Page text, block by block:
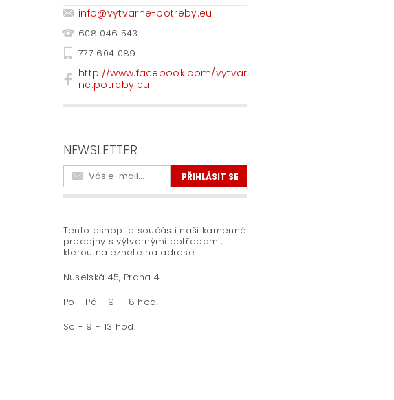
info@vytvarne-potreby.eu
608 046 543
777 604 089
http://www.facebook.com/vytvar
ne.potreby.eu
NEWSLETTER
Tento eshop je součástí naší kamenné
prodejny s výtvarnými potřebami,
kterou naleznete na adrese:
Nuselská 45, Praha 4
Po - Pá - 9 - 18 hod.
So - 9 - 13 hod.